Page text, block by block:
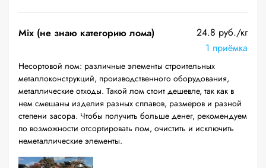
Mix (не знаю категорию лома)
24.8 руб./кг
1 приёмка
Несортовой лом: различные элементы строительных
металлоконструкций, производственного оборудования,
металлические отходы. Такой лом стоит дешевле, так как в
нем смешаны изделия разных сплавов, размеров и разной
степени засора. Чтобы получить больше денег, рекомендуем
по возможности отсортировать лом, очистить и исключить
неметаллические элементы.